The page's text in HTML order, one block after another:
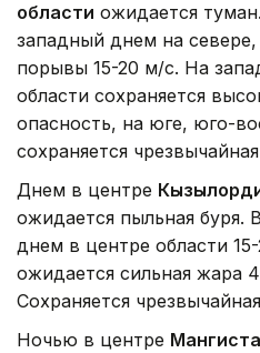
области ожидается
западный днем на севере,
порывы 15-20 м/с. На
области сохраняется
опасность, на юге, юго-
сохраняется
Днем в центре
ожидается пыльная буря.
днем в центре области
ожидается сильная жара
Сохраняется
Ночью в центре